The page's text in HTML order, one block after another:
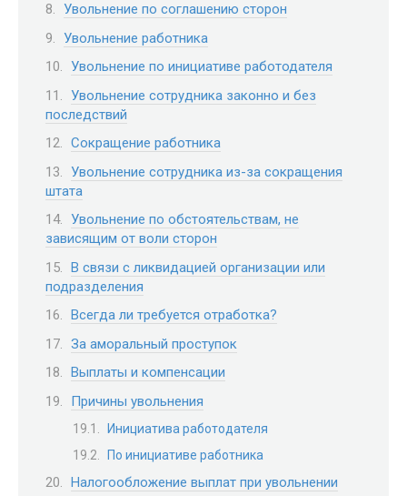
Увольнение по соглашению сторон
Увольнение работника
Увольнение по инициативе работодателя
Увольнение сотрудника законно и без
последствий
Сокращение работника
Увольнение сотрудника из-за сокращения
штата
Увольнение по обстоятельствам, не
зависящим от воли сторон
В связи с ликвидацией организации или
подразделения
Всегда ли требуется отработка?
За аморальный проступок
Выплаты и компенсации
Причины увольнения
Инициатива работодателя
По инициативе работника
Налогообложение выплат при увольнении